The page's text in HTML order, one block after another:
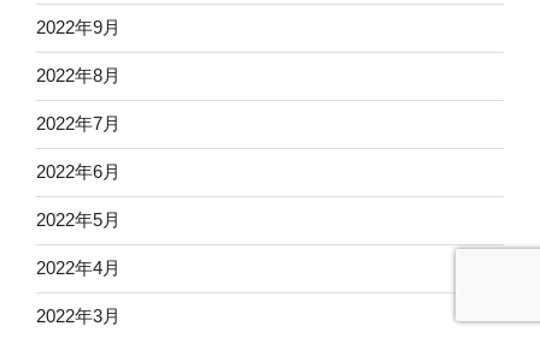
2022年9月
2022年8月
2022年7月
2022年6月
2022年5月
2022年4月
2022年3月